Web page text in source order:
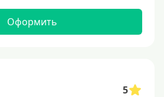
Оформить
5